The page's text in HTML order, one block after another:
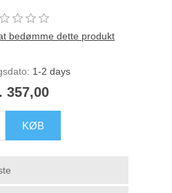
bedømme dette produkt
1-2 days
357,00